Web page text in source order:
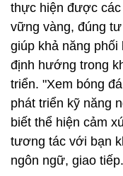
thực hiện được
vững vàng, đúng
giúp khả năng
định hướng trong
triển. "Xem bóng
phát triển kỹ năng
biết thể hiện cảm
tương tác với bạn
ngôn ngữ, giao